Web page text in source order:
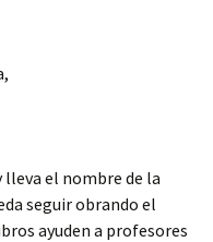
lleva el nombre de la
seguir obrando el
ayuden a profesores